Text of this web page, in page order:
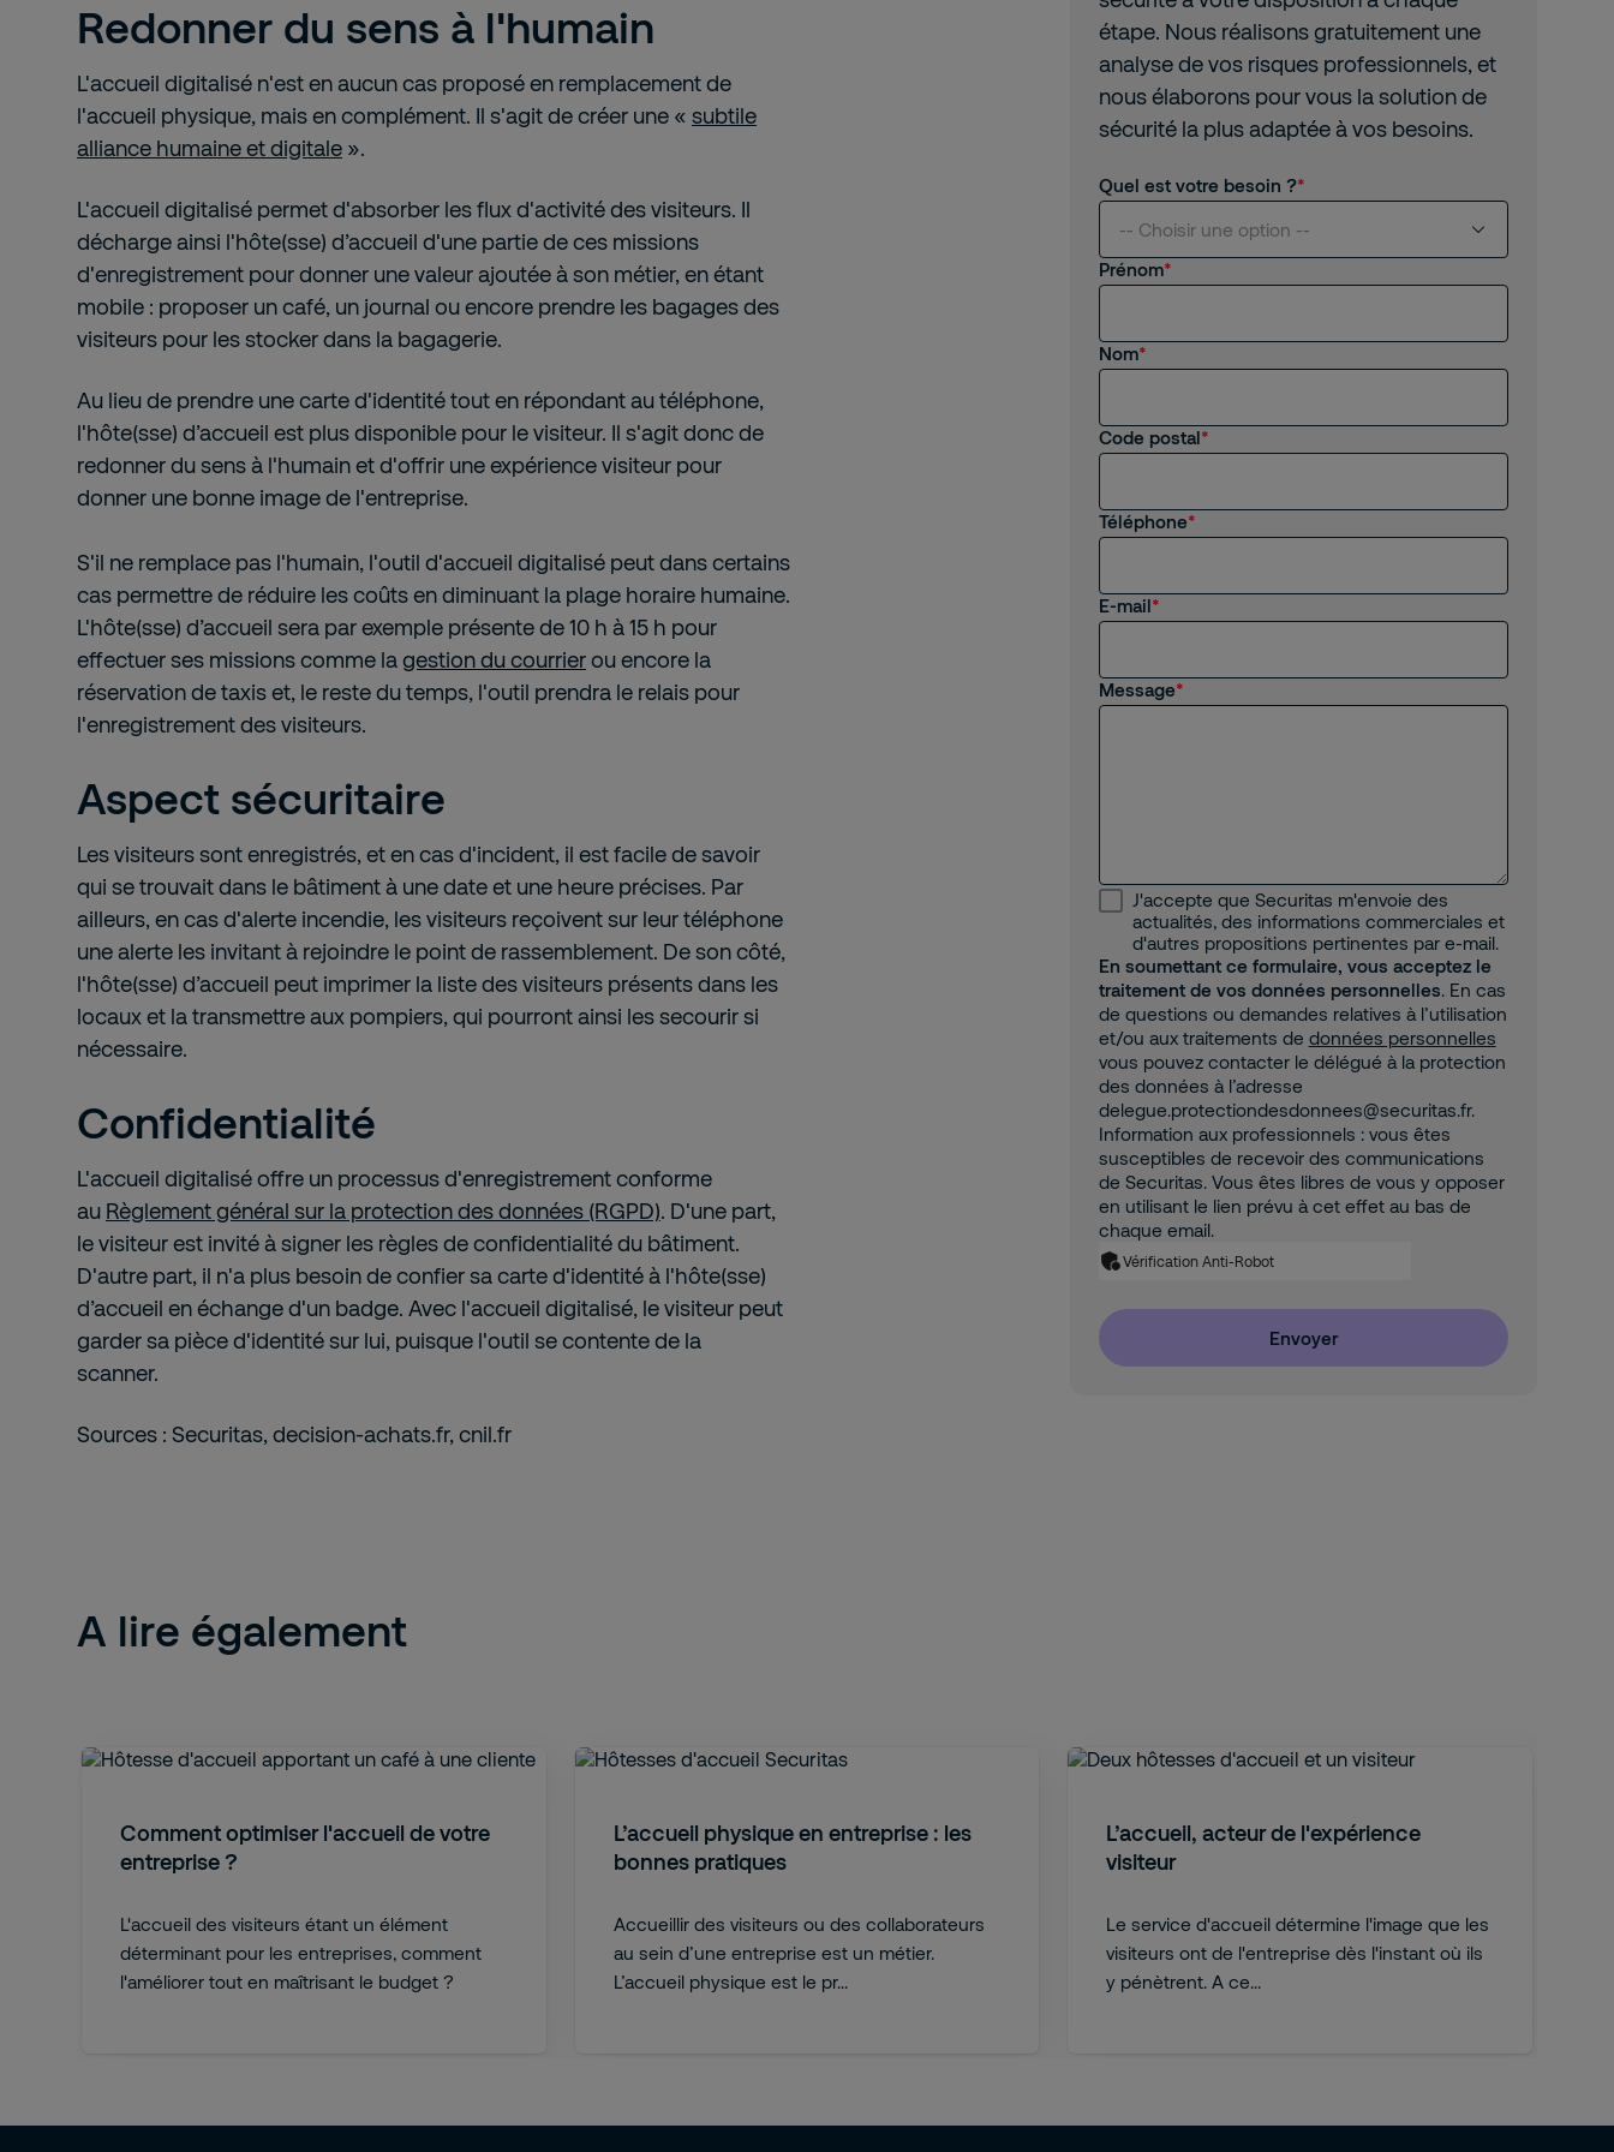
Redonner du sens à l'humain
L'accueil digitalisé n'est en aucun cas proposé en remplacement de
l'accueil physique, mais en complément. Il s'agit de créer une « subtile
alliance humaine et digitale ».
L'accueil digitalisé permet d'absorber les flux d'activité des visiteurs. Il
décharge ainsi l'hôte(sse) d’accueil d'une partie de ces missions
d'enregistrement pour donner une valeur ajoutée à son métier, en étant
mobile : proposer un café, un journal ou encore prendre les bagages des
visiteurs pour les stocker dans la bagagerie.
Au lieu de prendre une carte d'identité tout en répondant au téléphone,
l'hôte(sse) d’accueil est plus disponible pour le visiteur. Il s'agit donc de
redonner du sens à l'humain et d'offrir une expérience visiteur pour
donner une bonne image de l'entreprise.
S'il ne remplace pas l'humain, l'outil d'accueil digitalisé peut dans certains
cas permettre de réduire les coûts en diminuant la plage horaire humaine.
L'hôte(sse) d’accueil sera par exemple présente de 10 h à 15 h pour
effectuer ses missions comme la gestion du courrierou encore la
réservation de taxis et, le reste du temps, l'outil prendra le relais pour
l'enregistrement des visiteurs.
Aspect sécuritaire
Les visiteurs sont enregistrés, et en cas d'incident, il est facile de savoir
qui se trouvait dans le bâtiment à une date et une heure précises. Par
ailleurs, en cas d'alerte incendie, les visiteurs reçoivent sur leur téléphone
une alerte les invitant à rejoindre le point de rassemblement. De son côté,
l'hôte(sse) d’accueil peut imprimer la liste des visiteurs présents dans les
locaux et la transmettre aux pompiers, qui pourront ainsi les secourir si
nécessaire.
Confidentialité
L'accueil digitalisé offre un processus d'enregistrement conforme
au Règlement général sur la protection des données (RGPD). D'une part,
le visiteur est invité à signer les règles de confidentialité du bâtiment.
D'autre part, il n'a plus besoin de confier sa carte d'identité à l'hôte(sse)
d’accueil en échange d'un badge. Avec l'accueil digitalisé, le visiteur peut
garder sa pièce d'identité sur lui, puisque l'outil se contente de la
scanner.
Sources : Securitas, decision-achats.fr, cnil.fr
étape. Nous réalisons gratuitement une
analyse de vos risques professionnels, et
nous élaborons pour vous la solution de
sécurité la plus adaptée à vos besoins.
Quel est votre besoin ?
-- Choisir une option --
Je suis client(e) de Securitas
Prénom
Nom
Code postal
Téléphone
E-mail
Message
J'accepte que Securitas m'envoie des
actualités, des informations commerciales et
d'autres propositions pertinentes par e-mail.
En soumettant ce formulaire, vous acceptez le
traitement de vos données personnelles. En cas
de questions ou demandes relatives à l’utilisation
et/ou aux traitements de données personnelles
vous pouvez contacter le délégué à la protection
des données à l’adresse
delegue.protectiondesdonnees@securitas.fr.
Information aux professionnels : vous êtes
susceptibles de recevoir des communications
de Securitas. Vous êtes libres de vous y opposer
en utilisant le lien prévu à cet effet au bas de
chaque email.
Vérification Anti-Robot
Envoyer
A lire également
Comment optimiser l'accueil de votre
entreprise ?
L'accueil des visiteurs étant un élément
déterminant pour les entreprises, comment
l'améliorer tout en maîtrisant le budget ?
L’accueil physique en entreprise : les
bonnes pratiques
Accueillir des visiteurs ou des collaborateurs
au sein d’une entreprise est un métier.
L’accueil physique est le pr...
L’accueil, acteur de l'expérience
visiteur
Le service d'accueil détermine l'image que les
visiteurs ont de l'entreprise dès l'instant où ils
y pénètrent. A ce...